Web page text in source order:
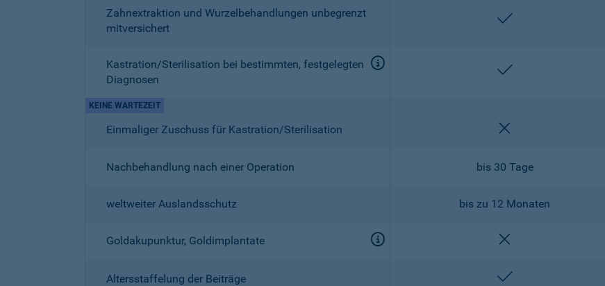
Zahnextraktion und Wurzelbehandlungen unbegrenzt
mitversichert
enthalten
Kastration/Sterilisation bei bestimmten, festgelegten
Diagnosen
enthalten
Einmaliger Zuschuss für Kastration/Sterilisation
KEINE WARTEZEIT
Nachbehandlung nach einer Operation bis 30 Tage
weltweiter Auslandsschutz bis zu 12 Monaten
Goldakupunktur, Goldimplantate
Altersstaffelung der Beiträge enthalten